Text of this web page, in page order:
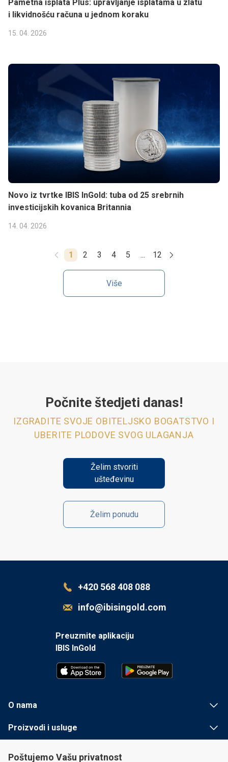
Poštujemo Vašu privatnost
Pametna isplata Plus: upravljanje isplatama u zlatu
i likvidnošću računa u jednom koraku
15. 04. 2026
Novo iz tvrtke IBIS InGold: tuba od 25 srebrnih
investicijskih kovanica Britannia
14. 04. 2026
1 2 3 4 5 ... 12
Više
Počnite štedjeti danas!
IZGRADITE SVOJE OBITELJSKO BOGATSTVO I
UBERITE PLODOVE SVOG ULAGANJA
Želim stvoriti
ušteđevinu
Želim ponudu
+420 568 408 088
info@ibisingold.com
Preuzmite aplikaciju
IBIS InGold
O nama
Proizvodi i usluge